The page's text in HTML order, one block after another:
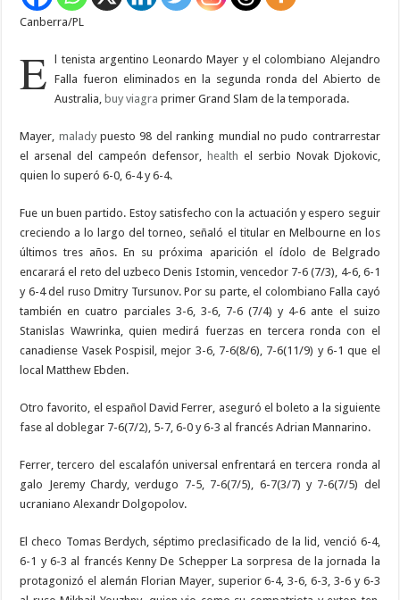
Canberra/PL
E
l tenista argentino Leonardo Mayer y el colombiano Alejandro
Falla fueron eliminados en la segunda ronda del Abierto de
Australia, buy viagra primer Grand Slam de la temporada.
Mayer, maladypuesto 98 del ranking mundial no pudo contrarrestar
el arsenal del campeón defensor, health el serbio Novak Djokovic,
quien lo superó 6-0, 6-4 y 6-4.
Fue un buen partido. Estoy satisfecho con la actuación y espero seguir
creciendo a lo largo del torneo, señaló el titular en Melbourne en los
últimos tres años. En su próxima aparición el ídolo de Belgrado
encarará el reto del uzbeco Denis Istomin, vencedor 7-6 (7/3), 4-6, 6-1
y 6-4 del ruso Dmitry Tursunov. Por su parte, el colombiano Falla cayó
también en cuatro parciales 3-6, 3-6, 7-6 (7/4) y 4-6 ante el suizo
Stanislas Wawrinka, quien medirá fuerzas en tercera ronda con el
canadiense Vasek Pospisil, mejor 3-6, 7-6(8/6), 7-6(11/9) y 6-1 que el
local Matthew Ebden.
Otro favorito, el español David Ferrer, aseguró el boleto a la siguiente
fase al doblegar 7-6(7/2), 5-7, 6-0 y 6-3 al francés Adrian Mannarino.
Ferrer, tercero del escalafón universal enfrentará en tercera ronda al
galo Jeremy Chardy, verdugo 7-5, 7-6(7/5), 6-7(3/7) y 7-6(7/5) del
ucraniano Alexandr Dolgopolov.
El checo Tomas Berdych, séptimo preclasificado de la lid, venció 6-4,
6-1 y 6-3 al francés Kenny De Schepper La sorpresa de la jornada la
protagonizó el alemán Florian Mayer, superior 6-4, 3-6, 6-3, 3-6 y 6-3